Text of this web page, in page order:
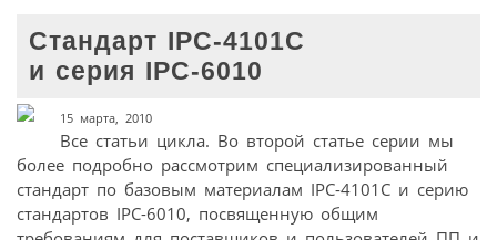
Стандарт IPC-4101C
и серия IPC-6010
15 марта, 2010
Все статьи цикла. Во второй статье серии мы
более подробно рассмотрим специализированный
стандарт по базовым материалам IPC-4101C и серию
стандартов IPC-6010, посвященную общим